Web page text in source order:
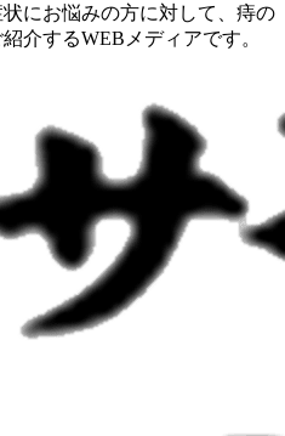
にお悩みの方に対して、痔の
介するWEBメディアです。